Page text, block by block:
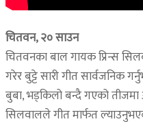
चितवन, २० साउन
चितवनका बाल गायक प्रिन्स
गरेर बुट्टे सारी गीत सार्वजनिक
बुबा, भड्किलो बन्दै गएको
सिलवालले गीत मार्फत